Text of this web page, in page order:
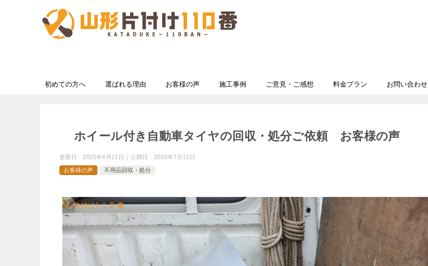
初めての方へ 選ばれる理由 お客様の声 施工事例 ご意見・ご感想 料金プラン お問い合わせ
ホイール付き自動車タイヤの回収・処分ご依頼 お客様の声
更新日： 2025年6月21日 公開日： 2020年7月11日
お客様の声
不用品回収・処分